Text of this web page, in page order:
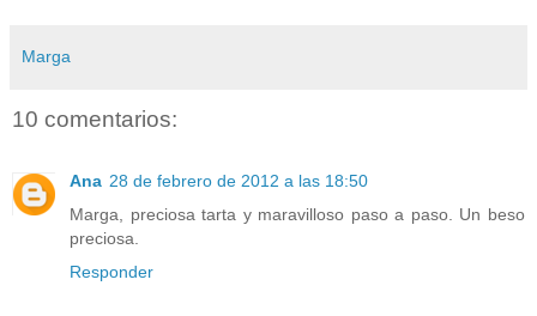
Marga
10 comentarios:
Ana 28 de febrero de 2012 a las 18:50
Marga, preciosa tarta y maravilloso paso a paso. Un beso
preciosa.
Responder